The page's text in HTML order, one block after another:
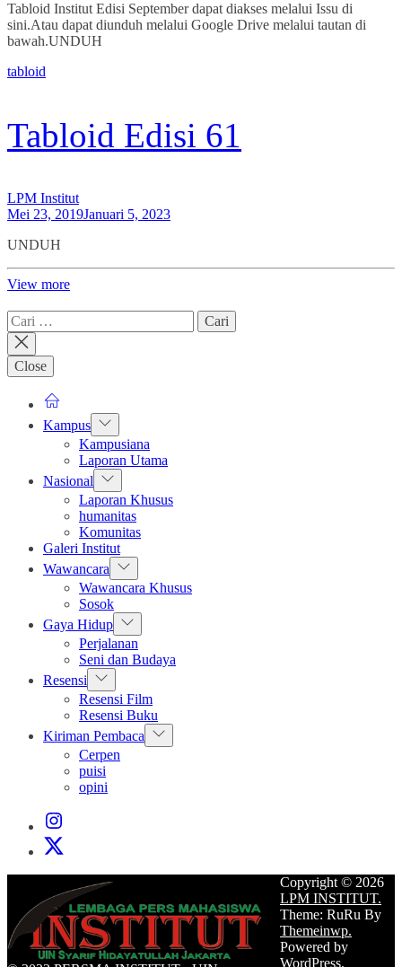
Tabloid Institut Edisi September dapat diakses melalui Issu di
sini.Atau dapat diunduh melalui Google Drive melalui tautan di
bawah.UNDUH
tabloid
Tabloid Edisi 61
LPM Institut
Mei 23, 2019Januari 5, 2023
UNDUH
View more
Cari
untuk:
Close
Kampus Show
sub
menu
Kampusiana
Laporan Utama
Nasional Show
sub
menu
Laporan Khusus
humanitas
Komunitas
Galeri Institut
Wawancara Show
sub
menu
Wawancara Khusus
Sosok
Gaya Hidup Show
sub
menu
Perjalanan
Seni dan Budaya
Resensi Show
sub
menu
Resensi Film
Resensi Buku
Kiriman Pembaca Show
sub
Cerpen
puisi
opini
Instagram
Institut
X
Institut
Copyright © 2026
LPM INSTITUT.
Theme: RuRu By
Themeinwp.
Powered by
WordPress.